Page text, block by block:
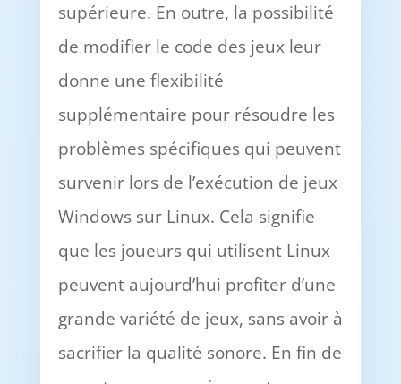
supérieure. En outre, la possibilité
de modifier le code des jeux leur
donne une flexibilité
supplémentaire pour résoudre les
problèmes spécifiques qui peuvent
survenir lors de l’exécution de jeux
Windows sur Linux. Cela signifie
que les joueurs qui utilisent Linux
peuvent aujourd’hui profiter d’une
grande variété de jeux, sans avoir à
sacrifier la qualité sonore. En fin de